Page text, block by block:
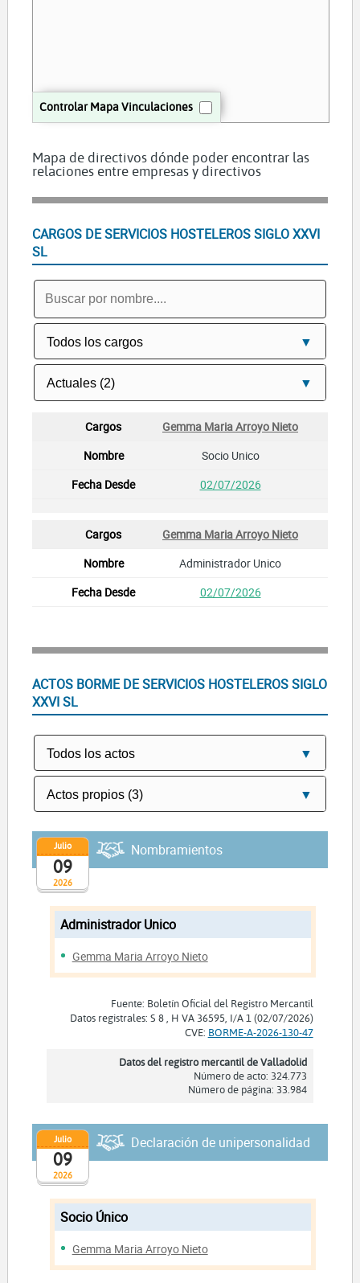
Controlar Mapa Vinculaciones
Mapa de directivos dónde poder encontrar las
relaciones entre empresas y directivos
CARGOS DE SERVICIOS HOSTELEROS SIGLO XXVI
SL
Gemma Maria Arroyo Nieto
Socio Unico
02/07/2026
Gemma Maria Arroyo Nieto
Administrador Unico
02/07/2026
ACTOS BORME DE SERVICIOS HOSTELEROS SIGLO
XXVI SL
2026
Julio
09
Nombramientos
Administrador Unico
Gemma Maria Arroyo Nieto
Fuente: Boletín Oficial del Registro Mercantil
Datos registrales: S 8 , H VA 36595, I/A 1 (02/07/2026)
CVE: BORME-A-2026-130-47
Datos del registro mercantil de Valladolid
Número de acto: 324.773
Número de página: 33.984
2026
Julio
09
Declaración de unipersonalidad
Socio Único
Gemma Maria Arroyo Nieto